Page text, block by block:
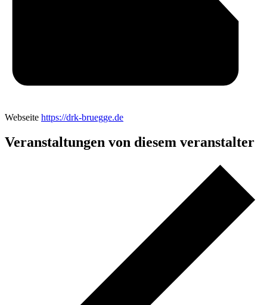
Webseite https://drk-bruegge.de
Veranstaltungen von diesem veranstalter